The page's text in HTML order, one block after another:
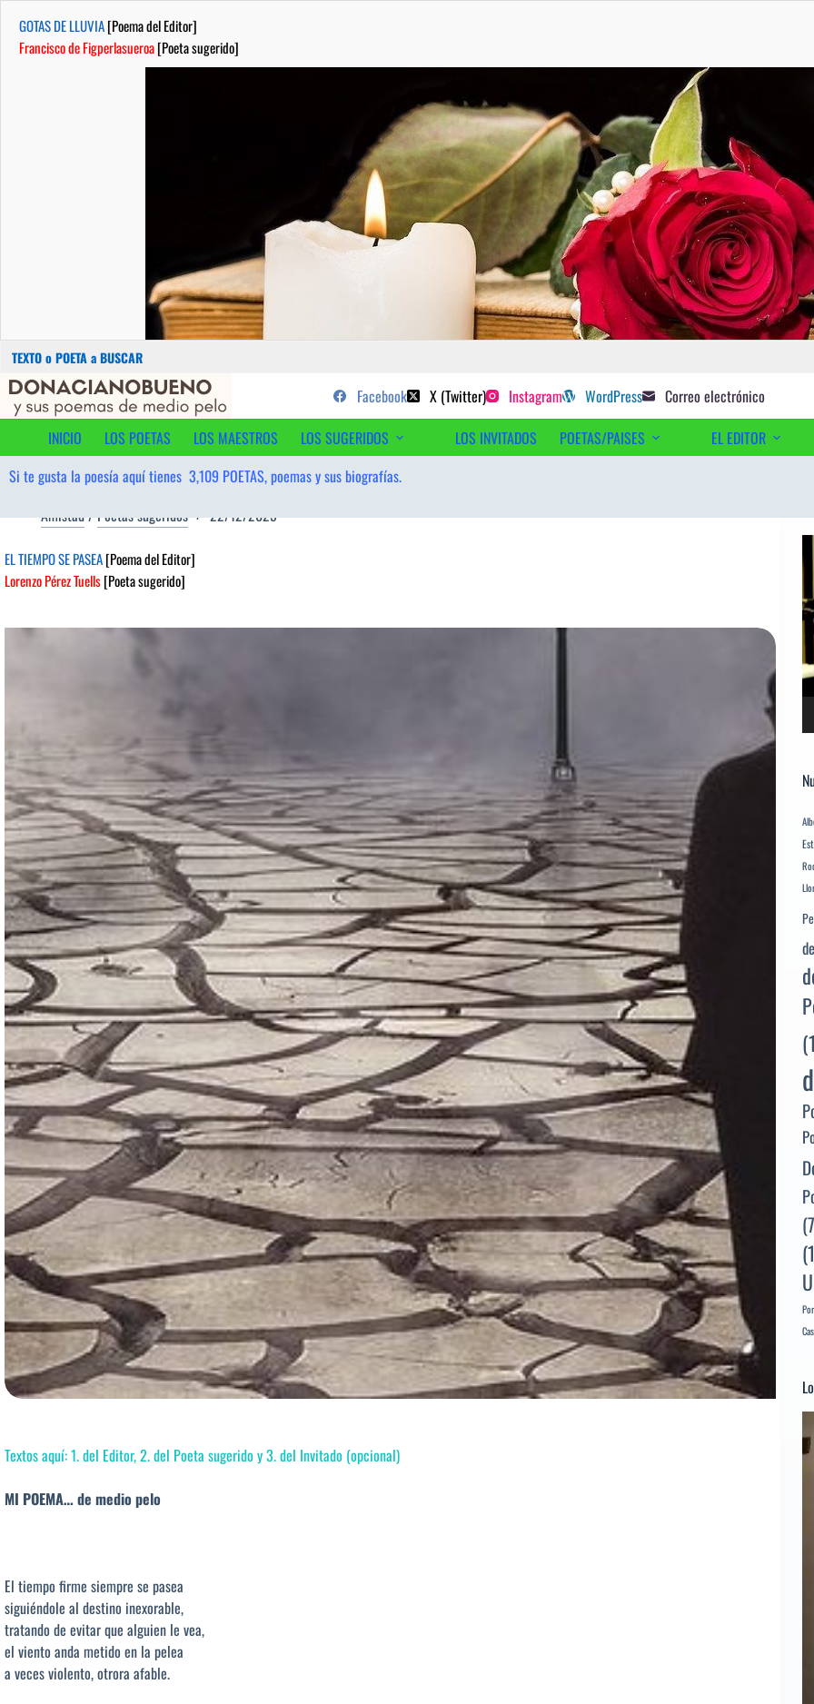
GOTAS DE LLUVIA[Poema del Editor]
Francisco de Figperlasueroa[Poeta sugerido]
Buscar:
Saltar
contenido
...sus poemas de medio pelo y poetas sugeridos
Facebook X (Twitter) Instagram WordPress Correo electrónico
INICIO
LOS POETAS LOS MAESTROS LOS SUGERIDOS LOS INVITADOS POETAS/PAISES EL EDITOR
Si te gusta la poesía aquí tienes 3,109 POETAS, poemas y sus biografías.
Amistad/Poetas sugeridos 22/12/2025
EL TIEMPO SE PASEA[Poema del Editor]
Lorenzo Pérez Tuells[Poeta sugerido]
Textos aquí: 1. del Editor, 2. del Poeta sugerido y 3. del Invitado (opcional)
MI POEMA… de medio pelo
El tiempo firme siempre se pasea
siguiéndole al destino inexorable,
tratando de evitar que alguien le vea,
el viento anda metido en la pelea
a veces violento, otrora afable.
de
de